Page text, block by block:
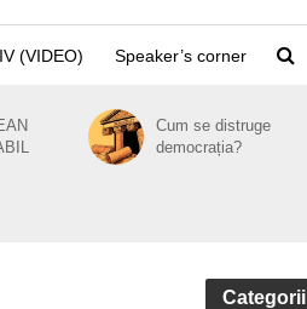
(VIDEO) Speaker’s corner
Cum se distruge
democrația?
Categorii